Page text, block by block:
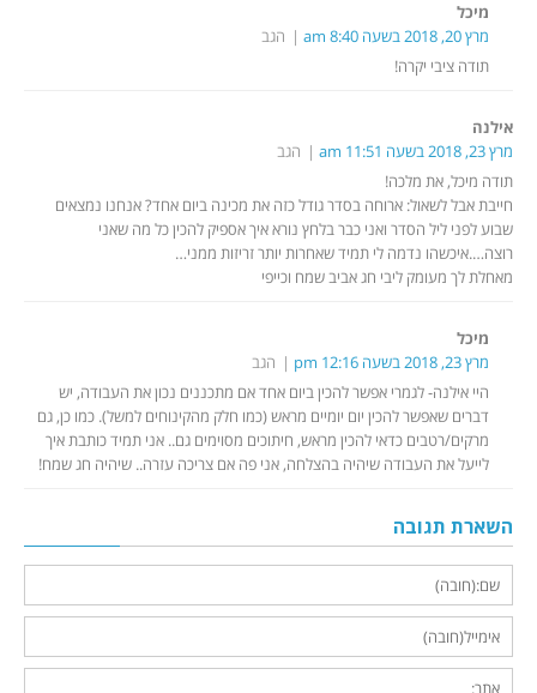
מיכל
מרץ 20, 2018 בשעה 8:40 am
הגב
תודה ציבי יקרה!
אילנה
מרץ 23, 2018 בשעה 11:51 am
הגב
תודה מיכל, את מלכה!
חייבת אבל לשאול: ארוחה בסדר גודל כזה את מכינה ביום אחד? אנחנו נמצאים
שבוע לפני ליל הסדר ואני כבר בלחץ נורא איך אספיק להכין כל מה שאני
רוצה….איכשהו נדמה לי תמיד שאחרות יותר זריזות ממני…
מאחלת לך מעומק ליבי חג אביב שמח וכייפי
מיכל
מרץ 23, 2018 בשעה 12:16 pm
הגב
היי אילנה- לגמרי אפשר להכין ביום אחד אם מתכננים נכון את העבודה, יש
דברים שאפשר להכין יום יומיים מראש (כמו חלק מהקינוחים למשל). כמו כן, גם
מרקים/רטבים כדאי להכין מראש, חיתוכים מסוימים גם.. אני תמיד כותבת איך
לייעל את העבודה שיהיה בהצלחה, אני פה אם צריכה עזרה.. שיהיה חג שמח!
השארת תגובה